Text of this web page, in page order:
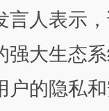
人表示
强大生态
的隐私